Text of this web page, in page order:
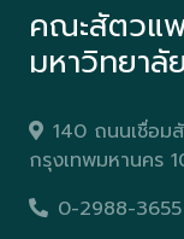
คณะสัตวแ
มหาวิทยาลั
140 ถนนเชื่อม
กรุงเทพมหานคร
0-2988-